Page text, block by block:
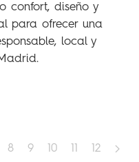
confort, diseño y
para ofrecer una
local y
8 9 10 12